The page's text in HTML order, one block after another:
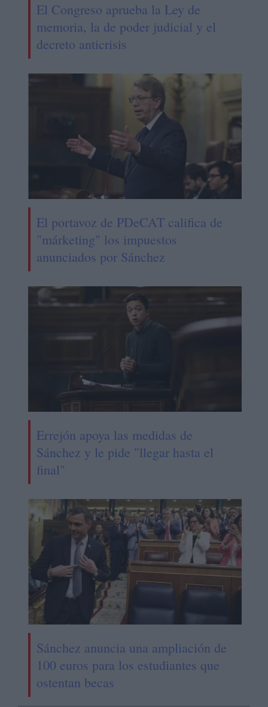
El Congreso aprueba la Ley de
memoria, la de poder judicial y el
decreto anticrisis
El portavoz de PDeCAT califica de
"márketing" los impuestos
anunciados por Sánchez
Errejón apoya las medidas de
Sánchez y le pide "llegar hasta el
final"
Sánchez anuncia una ampliación de
100 euros para los estudiantes que
ostentan becas